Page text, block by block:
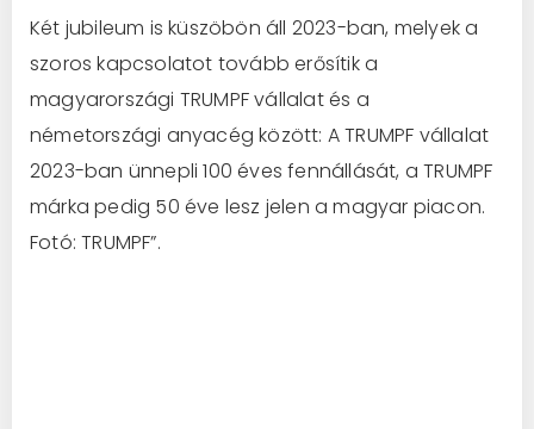
Két jubileum is küszöbön áll 2023-ban, melyek a
szoros kapcsolatot tovább erősítik a
magyarországi TRUMPF vállalat és a
németországi anyacég között: A TRUMPF vállalat
2023-ban ünnepli 100 éves fennállását, a TRUMPF
márka pedig 50 éve lesz jelen a magyar piacon.
Fotó: TRUMPF”.